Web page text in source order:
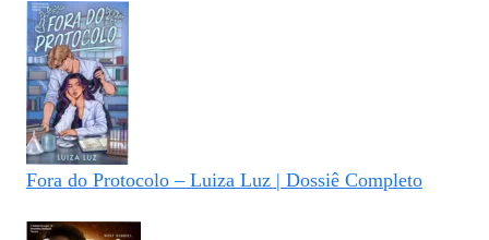
Fora do Protocolo – Luiza Luz | Dossiê Completo